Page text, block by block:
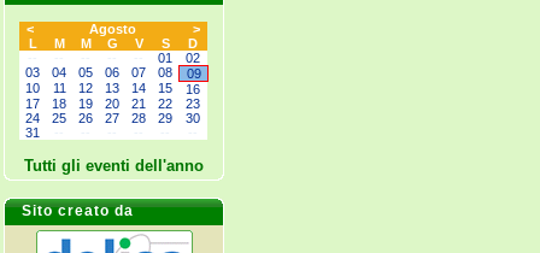
< Agosto
>
L
M M G V S
D
01
02
03
04 05 06 07 08
09
10
11 12 13 14 15
16
17
18 19 20 21 22
23
24
25 26 27 28 29
30
31
Tutti gli eventi dell'anno
Sito creato da